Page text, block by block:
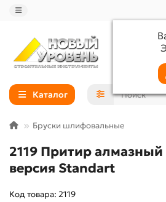
Каталог
Бруски шлифовальные
2119 Притир алмазный
версия Standart
Код товара: 2119